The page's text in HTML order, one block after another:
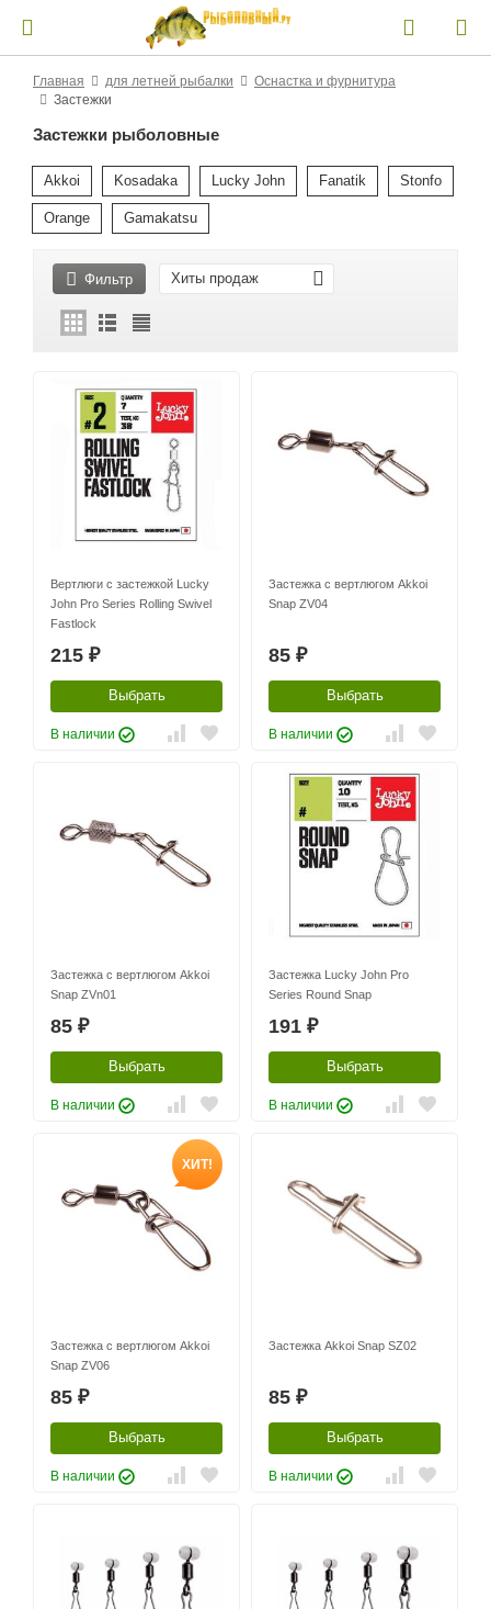
Главная для летней рыбалки
Оснастка и фурнитура
Застежки
Застежки рыболовные
Akkoi Kosadaka Lucky John Fanatik Stonfo
Orange Gamakatsu
Фильтр Хиты продаж
Вертлюги с застежкой Lucky
John Pro Series Rolling Swivel
Fastlock
215 ₽
Выбрать
В наличии
Застежка с вертлюгом Akkoi
Snap ZV04
85 ₽
Выбрать
В наличии
Застежка с вертлюгом Akkoi
Snap ZVn01
85 ₽
Выбрать
В наличии
Застежка Lucky John Pro
Series Round Snap
191 ₽
Выбрать
В наличии
ХИТ!
Застежка с вертлюгом Akkoi
Snap ZV06
85 ₽
Выбрать
В наличии
Застежка Akkoi Snap SZ02
85 ₽
Выбрать
В наличии